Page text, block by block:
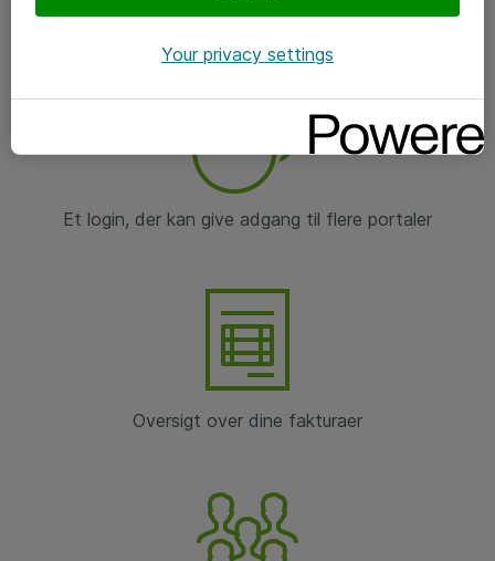
Et login, der kan give adgang til flere portaler
Oversigt over dine fakturaer
Your privacy settings